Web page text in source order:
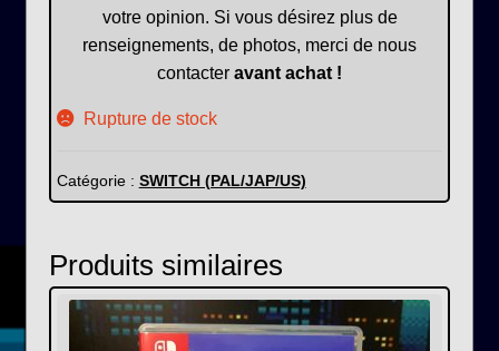
votre opinion. Si vous désirez plus de
renseignements, de photos, merci de nous
contacter avant achat !
Rupture de stock
Catégorie : SWITCH (PAL/JAP/US)
Produits similaires